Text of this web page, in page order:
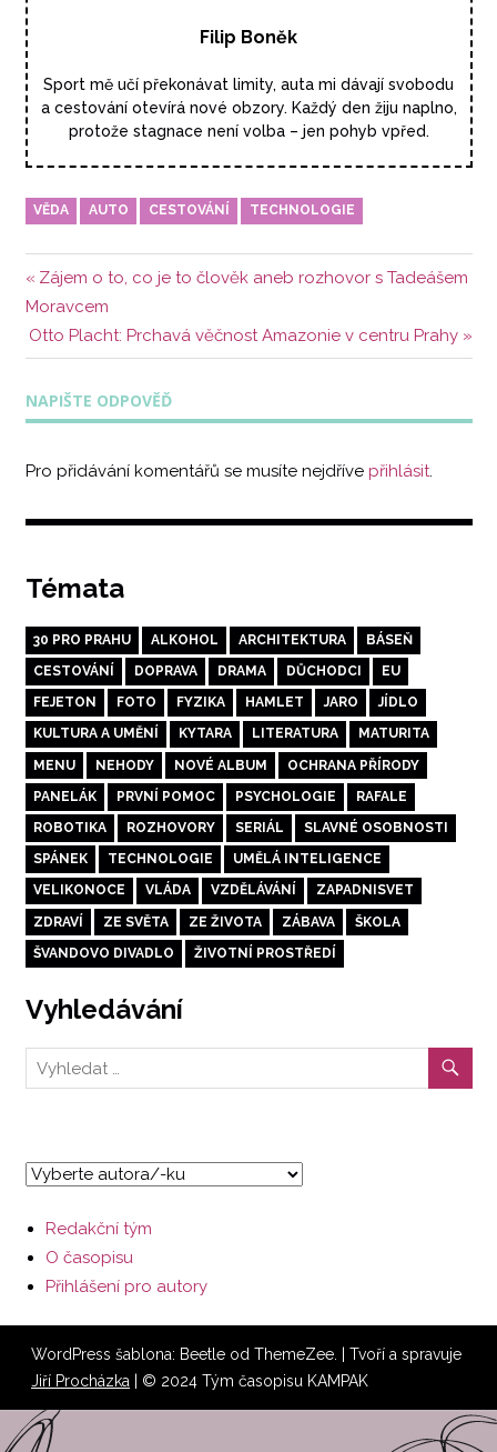
Filip Boněk
Sport mě učí překonávat limity, auta mi dávají svobodu
a cestování otevírá nové obzory. Každý den žiju naplno,
protože stagnace není volba – jen pohyb vpřed.
VĚDA AUTO CESTOVÁNÍ TECHNOLOGIE
Navigace
pro
příspěvek
Předchozí
příspěvek:
Zájem o to, co je to člověk aneb rozhovor s Tadeášem
Moravcem
Další
příspěvek:
Otto Placht: Prchavá věčnost Amazonie v centru Prahy
NAPIŠTE ODPOVĚĎ
Pro přidávání komentářů se musíte nejdříve přihlásit.
Témata
30 PRO PRAHU ALKOHOL ARCHITEKTURA BÁSEŇ
CESTOVÁNÍ DOPRAVA DRAMA DŮCHODCI EU
FEJETON FOTO FYZIKA HAMLET JARO JÍDLO
KULTURA A UMĚNÍ KYTARA LITERATURA MATURITA
MENU NEHODY NOVÉ ALBUM OCHRANA PŘÍRODY
PANELÁK PRVNÍ POMOC PSYCHOLOGIE RAFALE
ROBOTIKA ROZHOVORY SERIÁL SLAVNÉ OSOBNOSTI
SPÁNEK TECHNOLOGIE UMĚLÁ INTELIGENCE
VELIKONOCE VLÁDA VZDĚLÁVÁNÍ ZAPADNISVET
ZDRAVÍ ZE SVĚTA ZE ŽIVOTA ZÁBAVA ŠKOLA
ŠVANDOVO DIVADLO ŽIVOTNÍ PROSTŘEDÍ
Vyhledávání
Redakční tým
O časopisu
Přihlášení pro autory
WordPress šablona: Beetle od ThemeZee.
| Tvoří a spravuje
Jiří Procházka | © 2024 Tým časopisu KAMPAK